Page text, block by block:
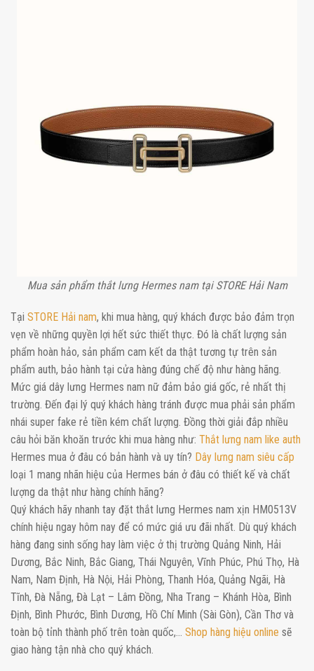
Mua sản phẩm thắt lưng Hermes nam tại STORE Hải Nam
Tại STORE Hải nam, khi mua hàng, quý khách được bảo đảm trọn
vẹn về những quyền lợi hết sức thiết thực. Đó là chất lượng sản
phẩm hoàn hảo, sản phẩm cam kết da thật tương tự trên sản
phẩm auth, bảo hành tại cửa hàng đúng chế độ như hàng hãng.
Mức giá dây lưng Hermes nam nữ đảm bảo giá gốc, rẻ nhất thị
trường. Đến đại lý quý khách hàng tránh được mua phải sản phẩm
nhái super fake rẻ tiền kém chất lượng. Đồng thời giải đắp nhiều
câu hỏi băn khoăn trước khi mua hàng như: Thắt lưng nam like auth
Hermes mua ở đâu có bản hành và uy tín? Dây lưng nam siêu cấp
loại 1 mang nhãn hiệu của Hermes bán ở đâu có thiết kế và chất
lượng da thật như hàng chính hãng?
Quý khách hãy nhanh tay đặt thắt lưng Hermes nam xịn HM0513V
chính hiệu ngay hôm nay để có mức giá ưu đãi nhất. Dù quý khách
hàng đang sinh sống hay làm việc ở thị trường Quảng Ninh, Hải
Dương, Bắc Ninh, Bắc Giang, Thái Nguyên, Vĩnh Phúc, Phú Thọ, Hà
Nam, Nam Định, Hà Nội, Hải Phòng, Thanh Hóa, Quảng Ngãi, Hà
Tĩnh, Đà Nẵng, Đà Lạt – Lâm Đồng, Nha Trang – Khánh Hòa, Bình
Định, Bình Phước, Bình Dương, Hồ Chí Minh (Sài Gòn), Cần Thơ và
toàn bộ tỉnh thành phố trên toàn quốc,… Shop hàng hiệu online sẽ
giao hàng tận nhà cho quý khách.